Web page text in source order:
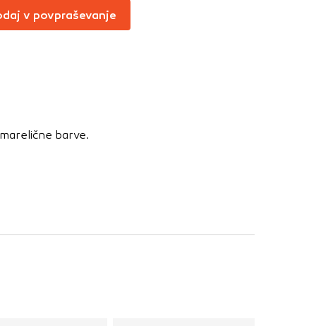
v povpraševanje
barve.
ne bodo
ki jih piškotki
jih lahko